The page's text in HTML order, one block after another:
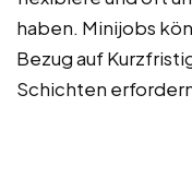
haben. Minijobs
Bezug auf
Schichten